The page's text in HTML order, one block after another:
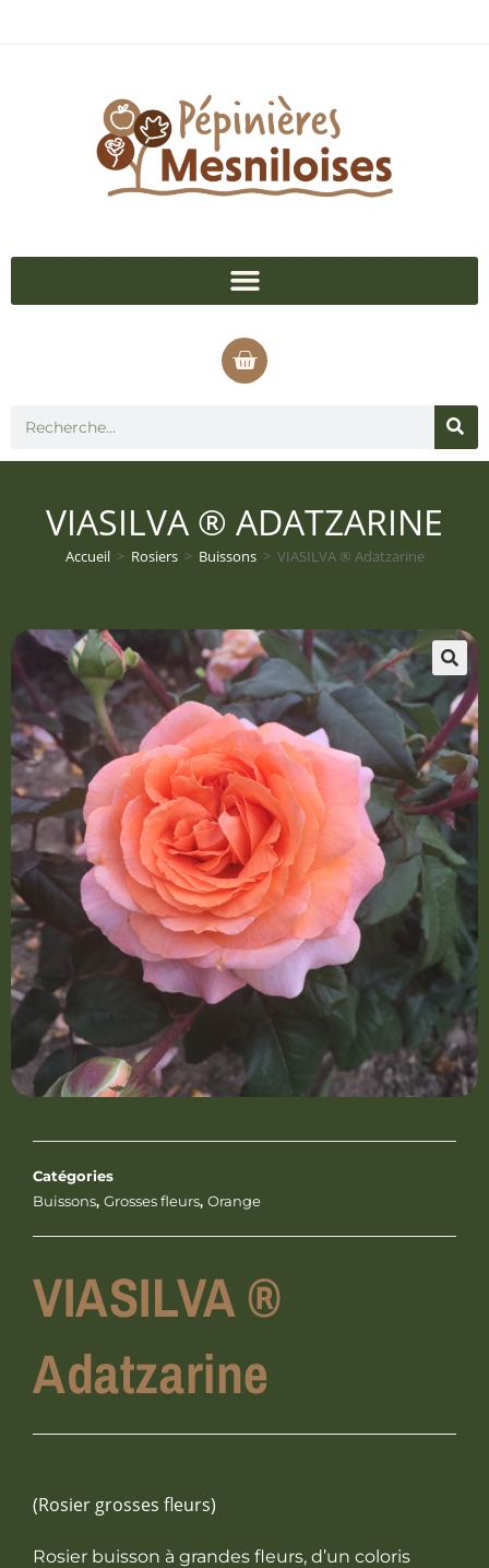
VIASILVA ® ADATZARINE
Accueil > Rosiers > Buissons > VIASILVA ® Adatzarine
Catégories
Buissons, Grosses fleurs, Orange
VIASILVA ®
Adatzarine
(Rosier grosses fleurs)
Rosier buisson à grandes fleurs, d’un coloris